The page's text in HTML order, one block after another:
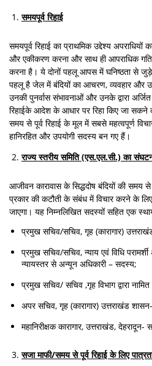
समयपूर्व रिहाई
समयपूर्व रिहाई का प्राथमिक उद्देश्य
और एकीकरण करना और साथ ही आपराधिक
करना है। ये दोनों पहलू आपस में घनिष्ठता से
पहलू है जेल में बंदियों का आचरण, व्यवहार और
उनकी पुनर्वास संभावनाओं और उनके द्वारा
रिहाईके आदेश के आधार पर रिहा किए जा सकने
समय से पूर्व रिहाई के मूल में सबसे महत्वपूर्ण
हानिरहित और उपयोगी सदस्य बन गए हैं।
राज्य स्तरीय समिति (एस.एल.सी.) का
आजीवन कारावास के सिद्धदोष बंदियों की समय से
प्रकार की कटौती के संबंध में विचार करने के
जाएगा। यह निम्नलिखित सदस्यों सहित एक
प्रमुख सचिव/सचिव, गृह (कारागार)
प्रमुख सचिव/सचिव, न्याय एवं विधि
न्यायस्तर से अन्यून अधिकारी – सदस्य;
प्रमुख सचिव/ सचिव ,गृह विभाग द्वारा
अपर सचिव, गृह (कारागार) उत्तराखंड
महानिरीक्षक कारागार, उत्तराखंड,
सजा माफी/समय से पूर्व रिहाई के लिए